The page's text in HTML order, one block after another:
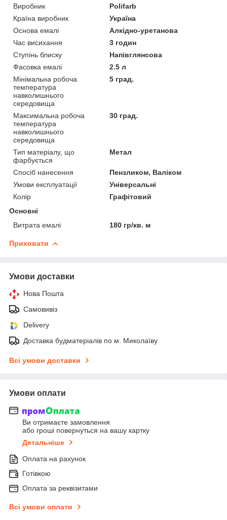
Виробник
Polifarb
Країна виробник
Україна
Основа емалі
Алкідно-уретанова
Час висихання
3 годин
Ступінь блиску
Напівглянсова
Фасовка емалі
2.5 л
Мінімальна робоча
температура
навколишнього
середовища
5 град.
Максимальна робоча
температура
навколишнього
середовища
30 град.
Тип матеріалу, що
фарбується
Метал
Спосіб нанесення
Пензликом, Валіком
Умови експлуатації
Універсальні
Колір
Графітовий
Основні
Витрата емалі
180 гр/кв. м
Приховати
Умови доставки
Нова Пошта
Самовивіз
Delivery
Доставка будматеріалів по м. Миколаїву
Всі умови доставки
Умови оплати
Ви отримаєте замовлення
або гроші повернуться на вашу картку
Детальніше
Оплата на рахунок
Готівкою
Оплата за реквізитами
Всі умови оплати